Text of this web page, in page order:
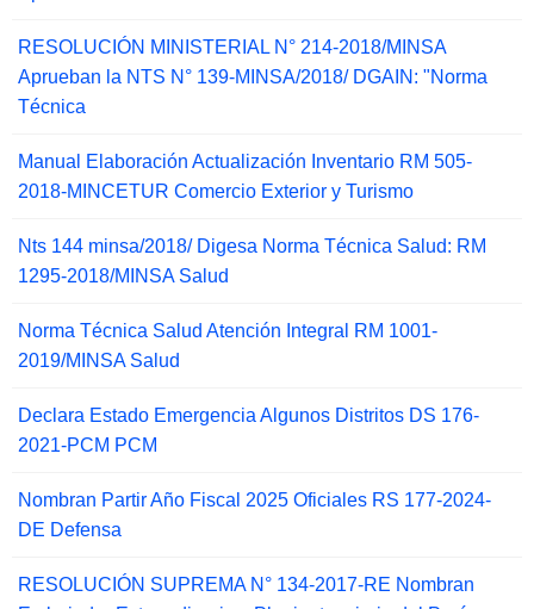
RESOLUCIÓN MINISTERIAL N° 214-2018/MINSA
Aprueban la NTS N° 139-MINSA/2018/ DGAIN: "Norma
Técnica
Manual Elaboración Actualización Inventario RM 505-
2018-MINCETUR Comercio Exterior y Turismo
Nts 144 minsa/2018/ Digesa Norma Técnica Salud: RM
1295-2018/MINSA Salud
Norma Técnica Salud Atención Integral RM 1001-
2019/MINSA Salud
Declara Estado Emergencia Algunos Distritos DS 176-
2021-PCM PCM
Nombran Partir Año Fiscal 2025 Oficiales RS 177-2024-
DE Defensa
RESOLUCIÓN SUPREMA N° 134-2017-RE Nombran